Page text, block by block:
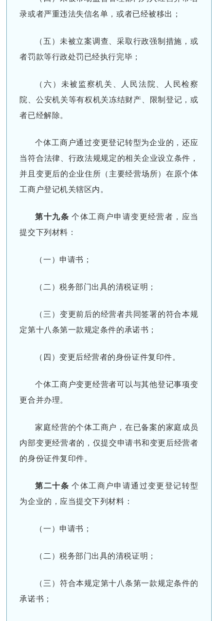
录或者严重违法失信名单，或者已经被移出；
（五）未被立案调查、采取行政强制措施，或
者罚款等行政处罚已经执行完毕；
（六）未被监察机关、人民法院、人民检察
院、公安机关等有权机关冻结财产、限制登记，或
者已经解除。
个体工商户通过变更登记转型为企业的，还应
当符合法律、行政法规规定的相关企业设立条件，
并且变更后的企业住所（主要经营场所）在原个体
工商户登记机关辖区内。
第十九条 个体工商户申请变更经营者，应当
提交下列材料：
（一）申请书；
（二）税务部门出具的清税证明；
（三）变更前后的经营者共同签署的符合本规
定第十八条第一款规定条件的承诺书；
（四）变更后经营者的身份证件复印件。
个体工商户变更经营者可以与其他登记事项变
更合并办理。
家庭经营的个体工商户，在已备案的家庭成员
内部变更经营者的，仅提交申请书和变更后经营者
的身份证件复印件。
第二十条个体工商户申请通过变更登记转型
为企业的，应当提交下列材料：
（一）申请书；
（二）税务部门出具的清税证明；
（三）符合本规定第十八条第一款规定条件的
承诺书；